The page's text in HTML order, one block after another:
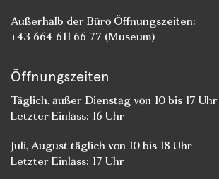
Außerhalb der Büro Öffnungszeiten:
+43 664 611 66 77 (Museum)
Öffnungszeiten
Täglich, außer Dienstag von 10 bis 17 Uhr
Letzter Einlass: 16 Uhr
Juli, August täglich von 10 bis 18 Uhr
Letzter Einlass: 17 Uhr